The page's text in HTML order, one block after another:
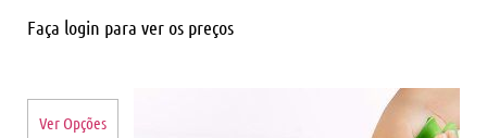
Faça login para ver os preços
Ver Opções